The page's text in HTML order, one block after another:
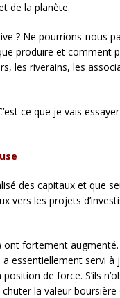
de la planète.
? Ne pourrions-nous
produire et comment
les riverains, les
ce que je vais
des capitaux et que
les projets
ont fortement
essentiellement servi
de force. S’ils
la valeur boursière